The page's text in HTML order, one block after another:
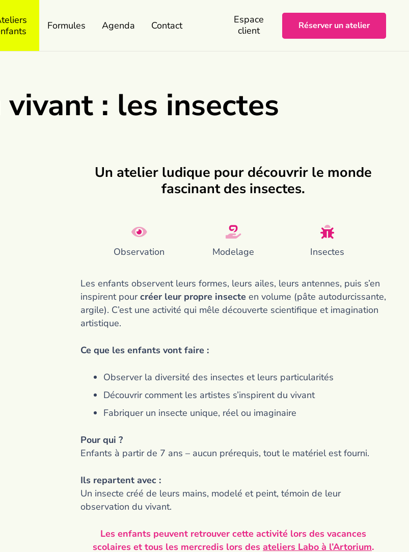
Formules Agenda Contact
Espace
client
Réserver un atelier
vivant : les insectes
Un atelier ludique pour découvrir le monde
fascinant des insectes.
Observation Modelage Insectes
Les enfants observent leurs formes, leurs ailes, leurs antennes, puis s’en
inspirent pourcréer leur propre insecte en volume (pâte autodurcissante,
argile). C’est une activité qui mêle découverte scientifique et imagination
artistique.
Ce que les enfants vont faire :
Observer la diversité des insectes et leurs particularités
Découvrir comment les artistes s’inspirent du vivant
Fabriquer un insecte unique, réel ou imaginaire
Pour qui ?
Enfants à partir de 7 ans – aucun prérequis, tout le matériel est fourni.
Ils repartent avec :
Un insecte créé de leurs mains, modelé et peint, témoin de leur
observation du vivant.
Les enfants peuvent retrouver cette activité lors des vacances
scolaires et tous les mercredis lors des ateliers Labo à l’Artorium.